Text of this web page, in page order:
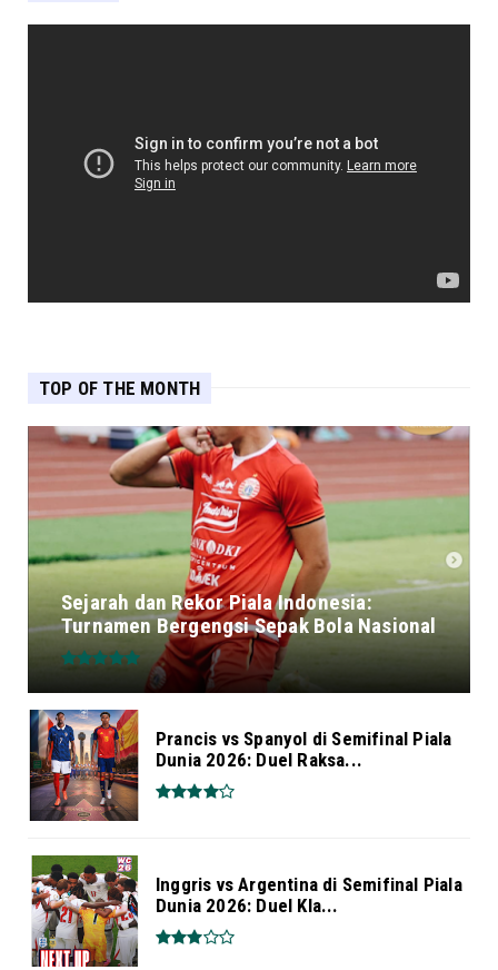
TOP OF THE MONTH
Sejarah dan Rekor Piala Indonesia:
Turnamen Bergengsi Sepak Bola Nasional
Prancis vs Spanyol di Semifinal Piala
Dunia 2026: Duel Raksa...
Inggris vs Argentina di Semifinal Piala
Dunia 2026: Duel Kla...